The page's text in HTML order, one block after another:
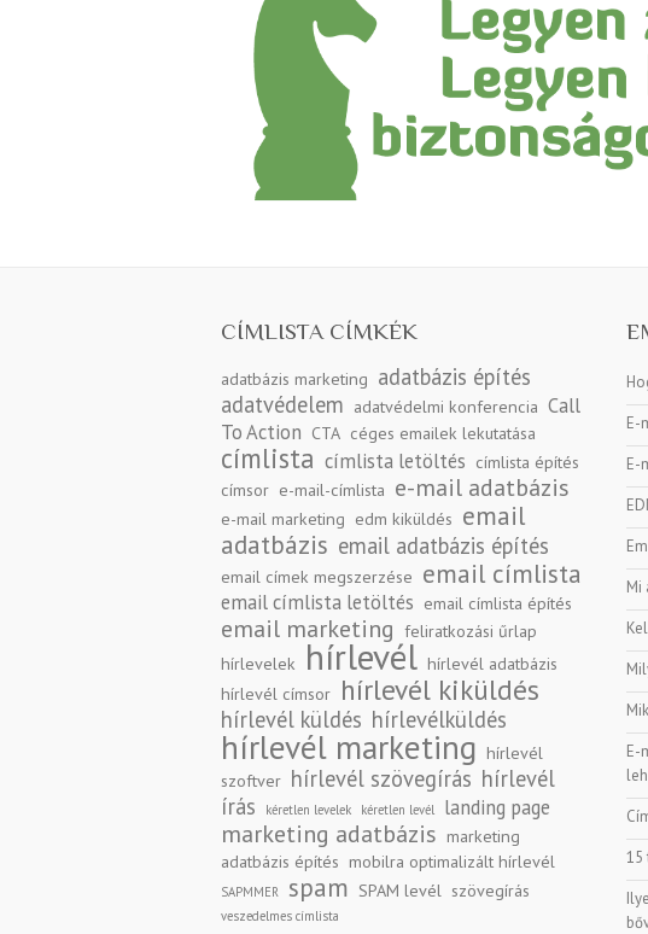
CÍMLISTA CÍMKÉK
adatbázis marketing adatbázis építés
adatvédelem adatvédelmi konferencia Call
To Action CTA céges emailek lekutatása
címlista címlista letöltés címlista építés
címsor e-mail-címlista e-mail adatbázis
e-mail marketing edm kiküldés email
adatbázis email adatbázis építés
email címek megszerzése email címlista
email címlista letöltés email címlista építés
email marketing feliratkozási űrlap
hírlevelek
hírlevél hírlevél adatbázis
hírlevél címsor hírlevél kiküldés
hírlevél küldés hírlevélküldés
hírlevél marketing hírlevél
szoftver hírlevél szövegírás hírlevél
írás
kéretlen levelek kéretlen levél landing page
marketing adatbázis marketing
adatbázis építés mobilra optimalizált hírlevél
SAPMMER spam SPAM levél szövegírás
veszedelmes címlista
E-
E-
Mi
E-
15